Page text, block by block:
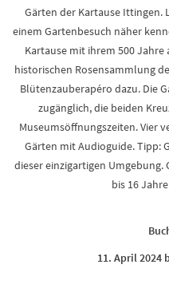
Gärten der Kartause Ittingen.
einem Gartenbesuch näher
Kartause mit ihrem 500
historischen Rosensammlung
Blütenzauberapéro dazu. Die
zugänglich, die beiden
Museumsöffnungszeiten. Vier
Gärten mit Audioguide. Tipp:
dieser einzigartigen
bis 16
11. April 2024